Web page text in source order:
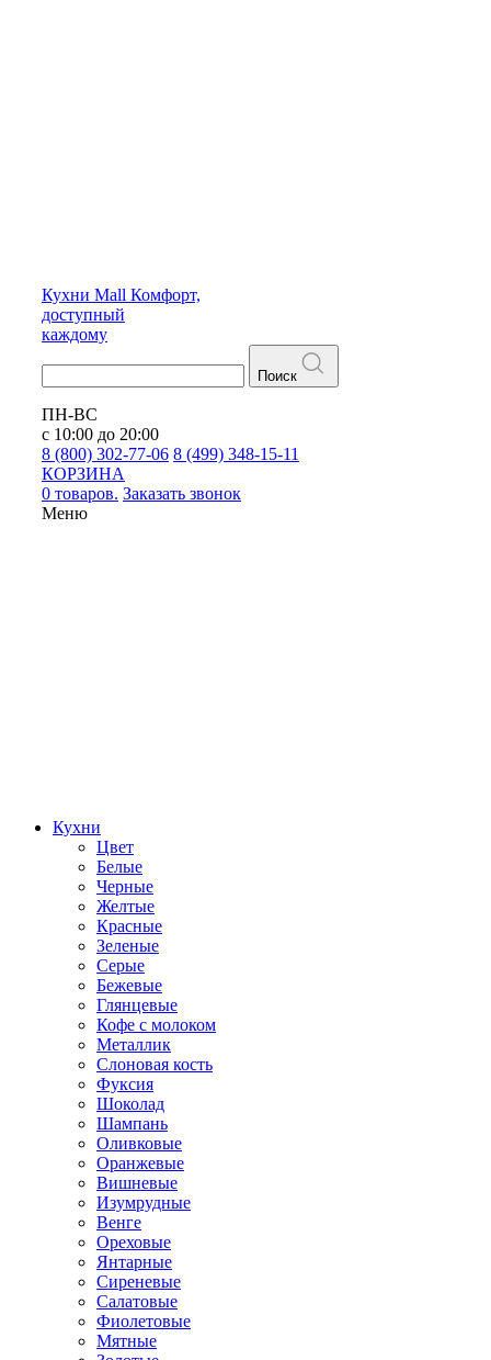
Кухни Mall Комфорт,
доступный
каждому
Поиск
ПН-ВС
с 10:00 до 20:00
8 (800) 302-77-06 8 (499) 348-15-11
КОРЗИНА
0 товаров. Заказать звонок
Меню
Кухни
Цвет
Белые
Черные
Желтые
Красные
Зеленые
Серые
Бежевые
Глянцевые
Кофе с молоком
Металлик
Слоновая кость
Фуксия
Шоколад
Шампань
Оливковые
Оранжевые
Вишневые
Изумрудные
Венге
Ореховые
Янтарные
Сиреневые
Салатовые
Фиолетовые
Мятные